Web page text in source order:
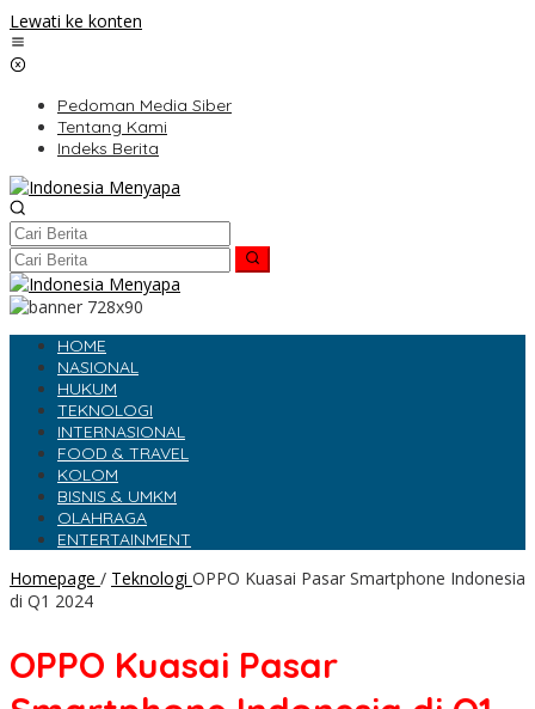
Lewati ke konten
Pedoman Media Siber
Tentang Kami
Indeks Berita
HOME
NASIONAL
HUKUM
TEKNOLOGI
INTERNASIONAL
FOOD & TRAVEL
KOLOM
BISNIS & UMKM
OLAHRAGA
ENTERTAINMENT
Homepage / Teknologi OPPO Kuasai Pasar Smartphone Indonesia
di Q1 2024
OPPO Kuasai Pasar